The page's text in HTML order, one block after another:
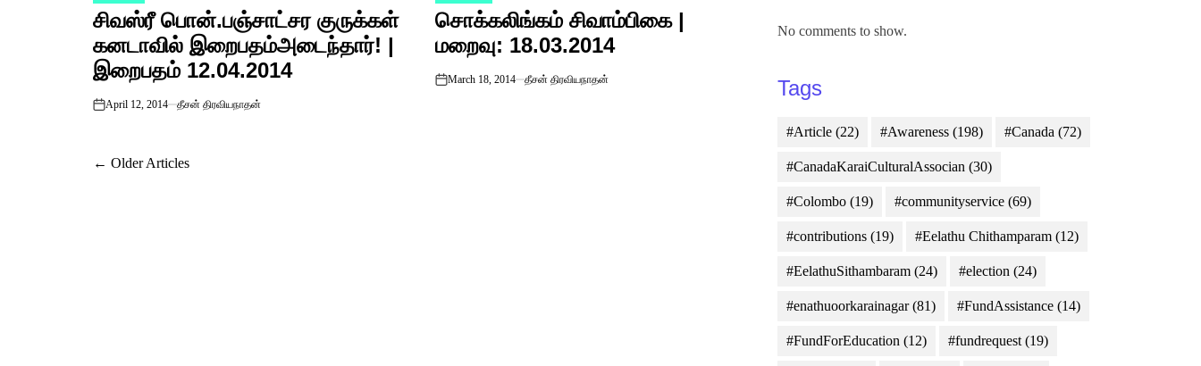
IN
சிவஸ்ரீ பொன்.பஞ்சாட்சர குருக்கள்
கனடாவில் இறைபதம்அடைந்தார்! |
இறைபதம் 12.04.2014
on
April 12, 2014 தீசன் திரவியநாதன்
IN
சொக்கலிங்கம் சிவாம்பிகை |
மறைவு: 18.03.2014
on
March 18, 2014 தீசன் திரவியநாதன்
Posts
← Older Articles
No comments to show.
Tags
#Article(22) #Awareness(198) #Canada (72)
#CanadaKaraiCulturalAssocian (30)
#Colombo(19) #communityservice(69)
#contributions(19) #Eelathu Chithamparam(12)
#EelathuSithambaram(24) #election (24)
#enathuoorkarainagar(81) #FundAssistance(14)
#FundForEducation (12) #fundrequest(19)